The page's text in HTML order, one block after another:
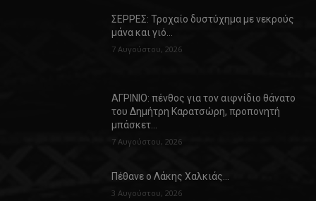
ΣΕΡΡΕΣ: Τροχαίο δυστύχημα με νεκρούς
μάνα και γιό…
7 Αυγούστου, 2026
ΑΓΡΙΝΙΟ: πένθος για τον αιφνίδιο θάνατο
του Δημήτρη Καρατσώρη, προπονητή
μπάσκετ…
7 Αυγούστου, 2026
Πέθανε ο Λάκης Χαλκιάς…
3 Αυγούστου, 2026